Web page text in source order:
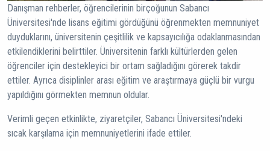
Danışman rehberler, öğrencilerinin birçoğunun Sabancı
Üniversitesi'nde lisans eğitimi gördüğünü öğrenmekten memnuniyet
duyduklarını, üniversitenin çeşitlilik ve kapsayıcılığa odaklanmasından
etkilendiklerini belirttiler. Üniversitenin farklı kültürlerden gelen
öğrenciler için destekleyici bir ortam sağladığını görerek takdir
ettiler. Ayrıca disiplinler arası eğitim ve araştırmaya güçlü bir vurgu
yapıldığını görmekten memnun oldular.
Verimli geçen etkinlikte, ziyaretçiler, Sabancı Üniversitesi'ndeki
sıcak karşılama için memnuniyetlerini ifade ettiler.